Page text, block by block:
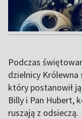
Podczas
dzielnicy Królewna
który postanowił
Billy i Pan Hubert,
ruszają z odsieczą.